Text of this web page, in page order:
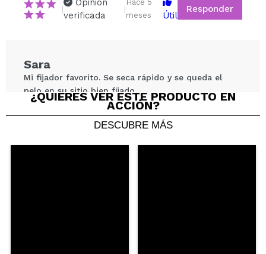
¿Recomendarías su compra? Si No
|
Opinión
verificada
|
Hace 5
meses
Útil
Responder
Sara
Mi fijador favorito. Se seca rápido y se queda el
pelo en su sitio bien fijado
¿Recomendarías su compra?Si
Opinión
verificada
Hace 8
meses
Útil
¿QUIERES VER ESTE PRODUCTO EN
ACCIÓN?
DESCUBRE MÁS